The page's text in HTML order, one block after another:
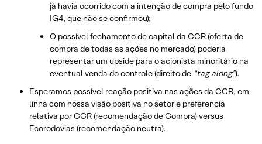
já havia ocorrido com a intenção de compra pelo fundo
IG4, que não se confirmou);
O possível fechamento de capital da CCR (oferta de
compra de todas as ações no mercado) poderia
representar um upside para o acionista minoritário na
eventual venda do controle (direito de “tag along”).
Esperamos possível reação positiva nas ações da CCR, em
linha com nossa visão positiva no setor e preferencia
relativa por CCR (recomendação de Compra) versus
Ecorodovias (recomendação neutra).